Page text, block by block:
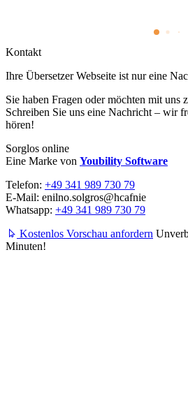
Kontakt
Ihre Übersetzer Webseite ist nur eine
Sie haben Fragen oder möchten mit uns
Schreiben Sie uns eine Nachricht – wir
hören!
Sorglos online
Eine Marke von Youbility Software
Telefon: +49 341 989 730 79
E-Mail: enilno.solgros@hcafnie
Whatsapp: +49 341 989 730 79
Kostenlos Vorschau anfordern
Minuten!